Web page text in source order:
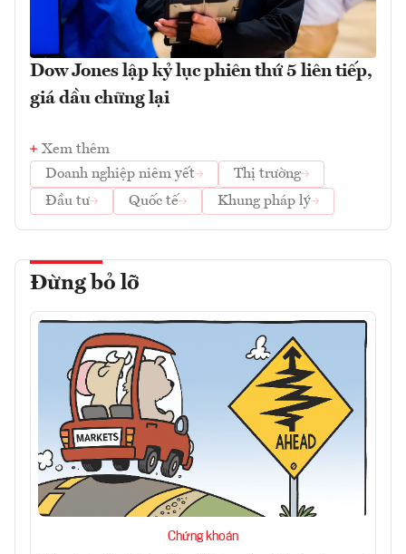
Dow Jones lập kỷ lục phiên thứ 5 liên tiếp,
giá dầu chững lại
Xem thêm
Doanh nghiệp niêm yết
Thị trường
Đầu tư
Quốc tế Khung pháp lý
Đừng bỏ lỡ
Chứng khoán